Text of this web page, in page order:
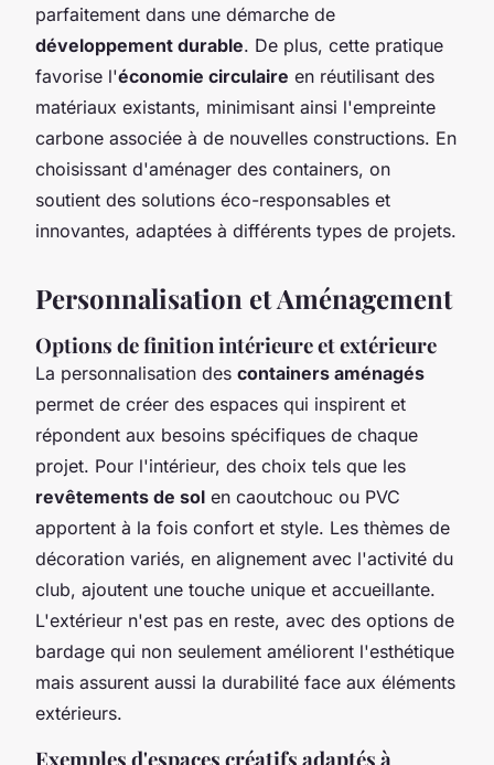
parfaitement dans une démarche de
développement durable. De plus, cette pratique
favorise l'économie circulaire en réutilisant des
matériaux existants, minimisant ainsi l'empreinte
carbone associée à de nouvelles constructions. En
choisissant d'aménager des containers, on
soutient des solutions éco-responsables et
innovantes, adaptées à différents types de projets.
Personnalisation et Aménagement
Options de finition intérieure et extérieure
La personnalisation des containers aménagés
permet de créer des espaces qui inspirent et
répondent aux besoins spécifiques de chaque
projet. Pour l'intérieur, des choix tels que les
revêtements de sol en caoutchouc ou PVC
apportent à la fois confort et style. Les thèmes de
décoration variés, en alignement avec l'activité du
club, ajoutent une touche unique et accueillante.
L'extérieur n'est pas en reste, avec des options de
bardage qui non seulement améliorent l'esthétique
mais assurent aussi la durabilité face aux éléments
extérieurs.
Exemples d'espaces créatifs adaptés à